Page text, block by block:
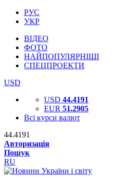
РУС
УКР
ВІДЕО
ФОТО
НАЙПОПУЛЯРНІШІ
СПЕЦПРОЕКТИ
USD
USD 44.4191
EUR 51.2905
Всі курси валют
44.4191
Авторизація
Пошук
RU